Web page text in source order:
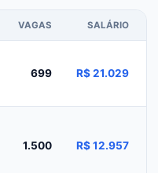
VAGAS SALÁRIO
699 R$ 21.029
1.500 R$ 12.957